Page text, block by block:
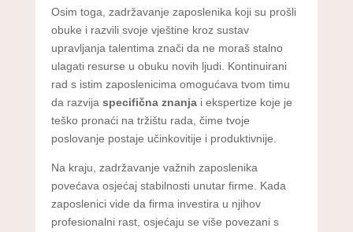
Osim toga, zadržavanje zaposlenika koji su prošli
obuke i razvili svoje vještine kroz sustav
upravljanja talentima znači da ne moraš stalno
ulagati resurse u obuku novih ljudi. Kontinuirani
rad s istim zaposlenicima omogućava tvom timu
da razvija specifična znanjai ekspertize koje je
teško pronaći na tržištu rada, čime tvoje
poslovanje postaje učinkovitije i produktivnije.
Na kraju, zadržavanje važnih zaposlenika
povećava osjećaj stabilnosti unutar firme. Kada
zaposlenici vide da firma investira u njihov
profesionalni rast, osjećaju se više povezani s